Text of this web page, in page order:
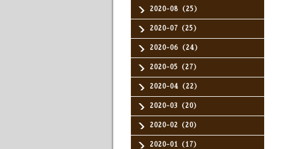
2020-08（25）
2020-07（25）
2020-06（24）
2020-05（27）
2020-04（22）
2020-03（20）
2020-02（20）
2020-01（17）